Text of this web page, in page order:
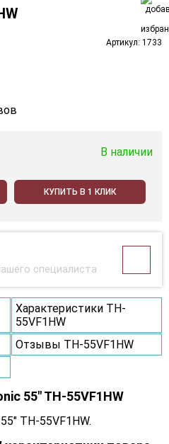
Артикул: 1733
В наличии
КУПИТЬ В 1 КЛИК
специалиста
Характеристики TH-
55VF1HW
Отзывы TH-55VF1HW
55" TH-55VF1HW
TH-55VF1HW.